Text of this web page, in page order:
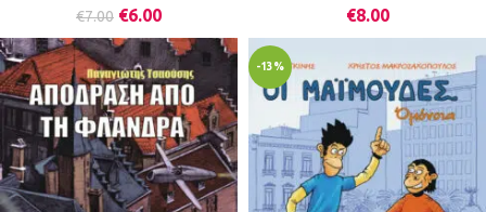
€7.00 €6.00 €8.00
-13%